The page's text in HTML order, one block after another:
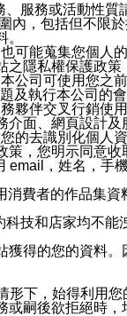
服務或活動性
，包括但不限
可能蒐集您個
隱私權保護政
司可使用您
執行本公司的
伴交叉行銷
面、網頁設計
去識別化個
，您明示同意
，姓名，
費者的作品集
技和店家均不
得的您的資料
下，始得利用
嗣後欲拒絕時